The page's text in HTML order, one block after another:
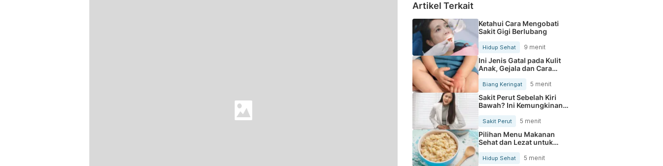
Artikel Terkait
Ketahui Cara Mengobati
Sakit Gigi Berlubang
Hidup Sehat 9 menit
Ini Jenis Gatal pada Kulit
Anak, Gejala dan Cara
Mengobatinya
Biang Keringat 5 menit
Sakit Perut Sebelah Kiri
Bawah? Ini Kemungkinan
Sakit Perut 5 menit
Pilihan Menu Makanan
Sehat dan Lezat untuk
Mengurangi Kolesterol
Hidup Sehat 5 menit